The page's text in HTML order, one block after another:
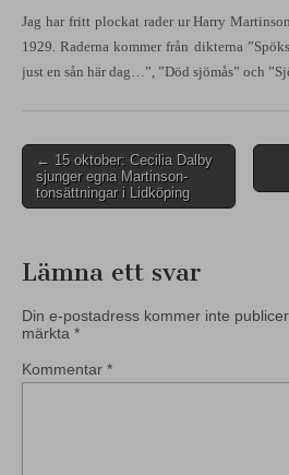
Jag har fritt plockat rader ur Harry
1929 .Raderna kommer från dikterna
just en sån här dag…”, ”Död sjömås” och
Post
navigation
← 15 oktober: Cecilia Dalby
sjunger egna Martinson-
tonsättningar i Lidköping
Lämna ett svar
Din e-postadress kommer inte
märkta *
Kommentar *